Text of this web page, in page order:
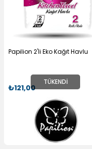
TÜKENDI
Papilion 2'li Eko Kağıt Havlu
₺121,00